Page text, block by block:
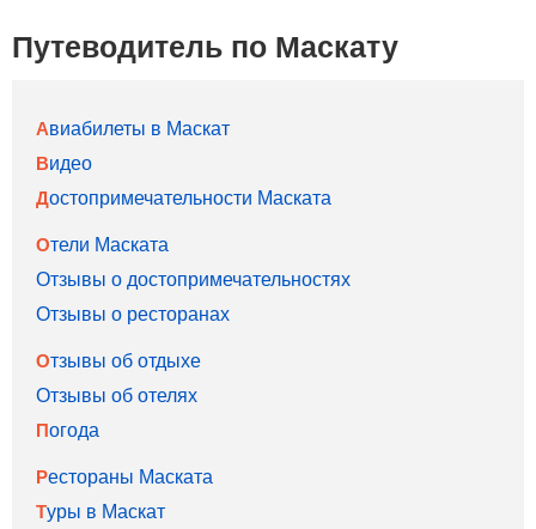
Путеводитель по Маскату
Авиабилеты в Маскат
Видео
Достопримечательности Маската
Отели Маската
Отзывы о достопримечательностях
Отзывы о ресторанах
Отзывы об отдыхе
Отзывы об отелях
Погода
Рестораны Маската
Туры в Маскат